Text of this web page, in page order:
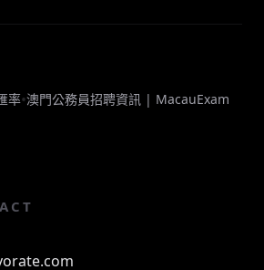
率•澳門公務員招聘資訊 | MacauExam